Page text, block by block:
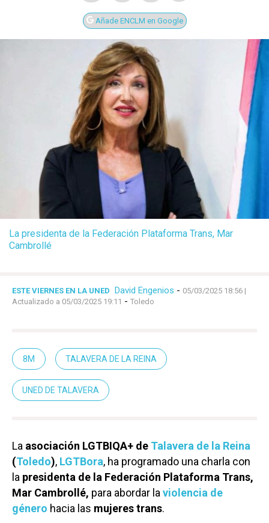
Añade ENCLM en Google
La presidenta de la Federación Plataforma Trans, Mar
Cambrollé
ESTE VIERNES EN LA UNED David Engenios - 05/03/2025 18:56 |
Actualizado a 05/03/2025 19:11 - Toledo
8M TALAVERA DE LA REINA
UNED DE TALAVERA
La asociación LGTBIQA+ de Talavera de la Reina
(Toledo), LGTBora, ha programado una charla con
la presidenta de la Federación Plataforma Trans,
Mar Cambrollé, para abordar la violencia de
género hacia las mujeres trans.